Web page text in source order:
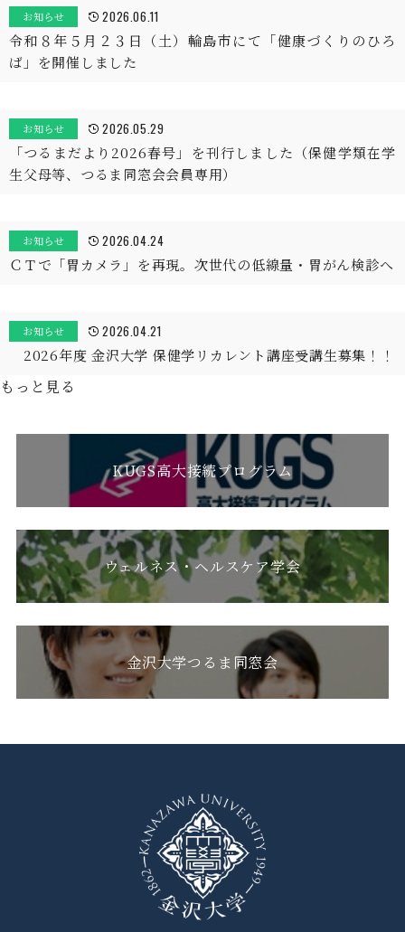
お知らせ 2026.06.11
令和８年５月２３日（土）輪島市にて「健康づくりのひろ
ば」を開催しました
お知らせ 2026.05.29
「つるまだより2026春号」を刊行しました（保健学類在学
生父母等、つるま同窓会会員専用）
お知らせ 2026.04.24
ＣＴで「胃カメラ」を再現。次世代の低線量・胃がん検診へ
お知らせ 2026.04.21
2026年度 金沢大学 保健学リカレント講座受講生募集！！
もっと見る
KUGS高大接続プログラム
ウェルネス・ヘルスケア学会
金沢大学つるま同窓会